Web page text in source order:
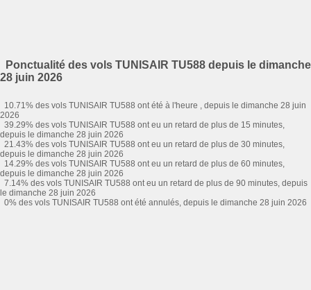
Ponctualité des vols TUNISAIR TU588 depuis le dimanche
28 juin 2026
10.71% des vols TUNISAIR TU588 ont été à l'heure , depuis le dimanche 28 juin
2026
39.29% des vols TUNISAIR TU588 ont eu un retard de plus de 15 minutes,
depuis le dimanche 28 juin 2026
21.43% des vols TUNISAIR TU588 ont eu un retard de plus de 30 minutes,
depuis le dimanche 28 juin 2026
14.29% des vols TUNISAIR TU588 ont eu un retard de plus de 60 minutes,
depuis le dimanche 28 juin 2026
7.14% des vols TUNISAIR TU588 ont eu un retard de plus de 90 minutes, depuis
le dimanche 28 juin 2026
0% des vols TUNISAIR TU588 ont été annulés, depuis le dimanche 28 juin 2026